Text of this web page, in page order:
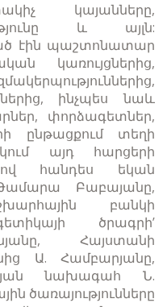
կայանները,
և այլն:
էին պաշտոնատար
կառույցներից,
ինչպես նաև
փորձագետներ,
ընթացքում տեղի
այդ հարցերի
հանդես եկան
Բաբայանը,
բանկի
ծրագրի’
Հայստանի
Ա. Համբարյանը,
նախագահ Ն.
ծառայությունները